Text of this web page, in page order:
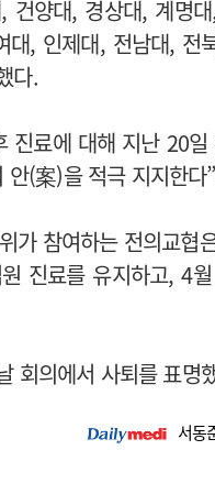
건양대, 경상대, 계명
대, 인제대, 전남대,
다.
진료에 대해 지난 20
(案)을 적극 지지한다
가 참여하는 전의교
진료를 유지하고, 4
회의에서 사퇴를 표명
서동